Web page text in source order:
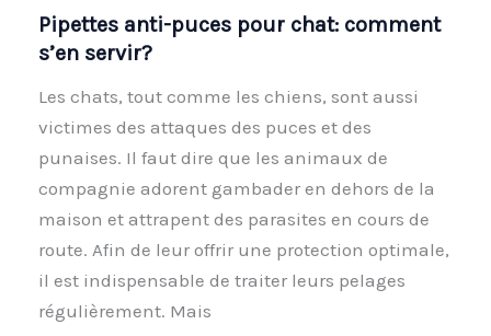
Pipettes anti-puces pour chat: comment
s’en servir?
Les chats, tout comme les chiens, sont aussi
victimes des attaques des puces et des
punaises. Il faut dire que les animaux de
compagnie adorent gambader en dehors de la
maison et attrapent des parasites en cours de
route. Afin de leur offrir une protection optimale,
il est indispensable de traiter leurs pelages
régulièrement. Mais